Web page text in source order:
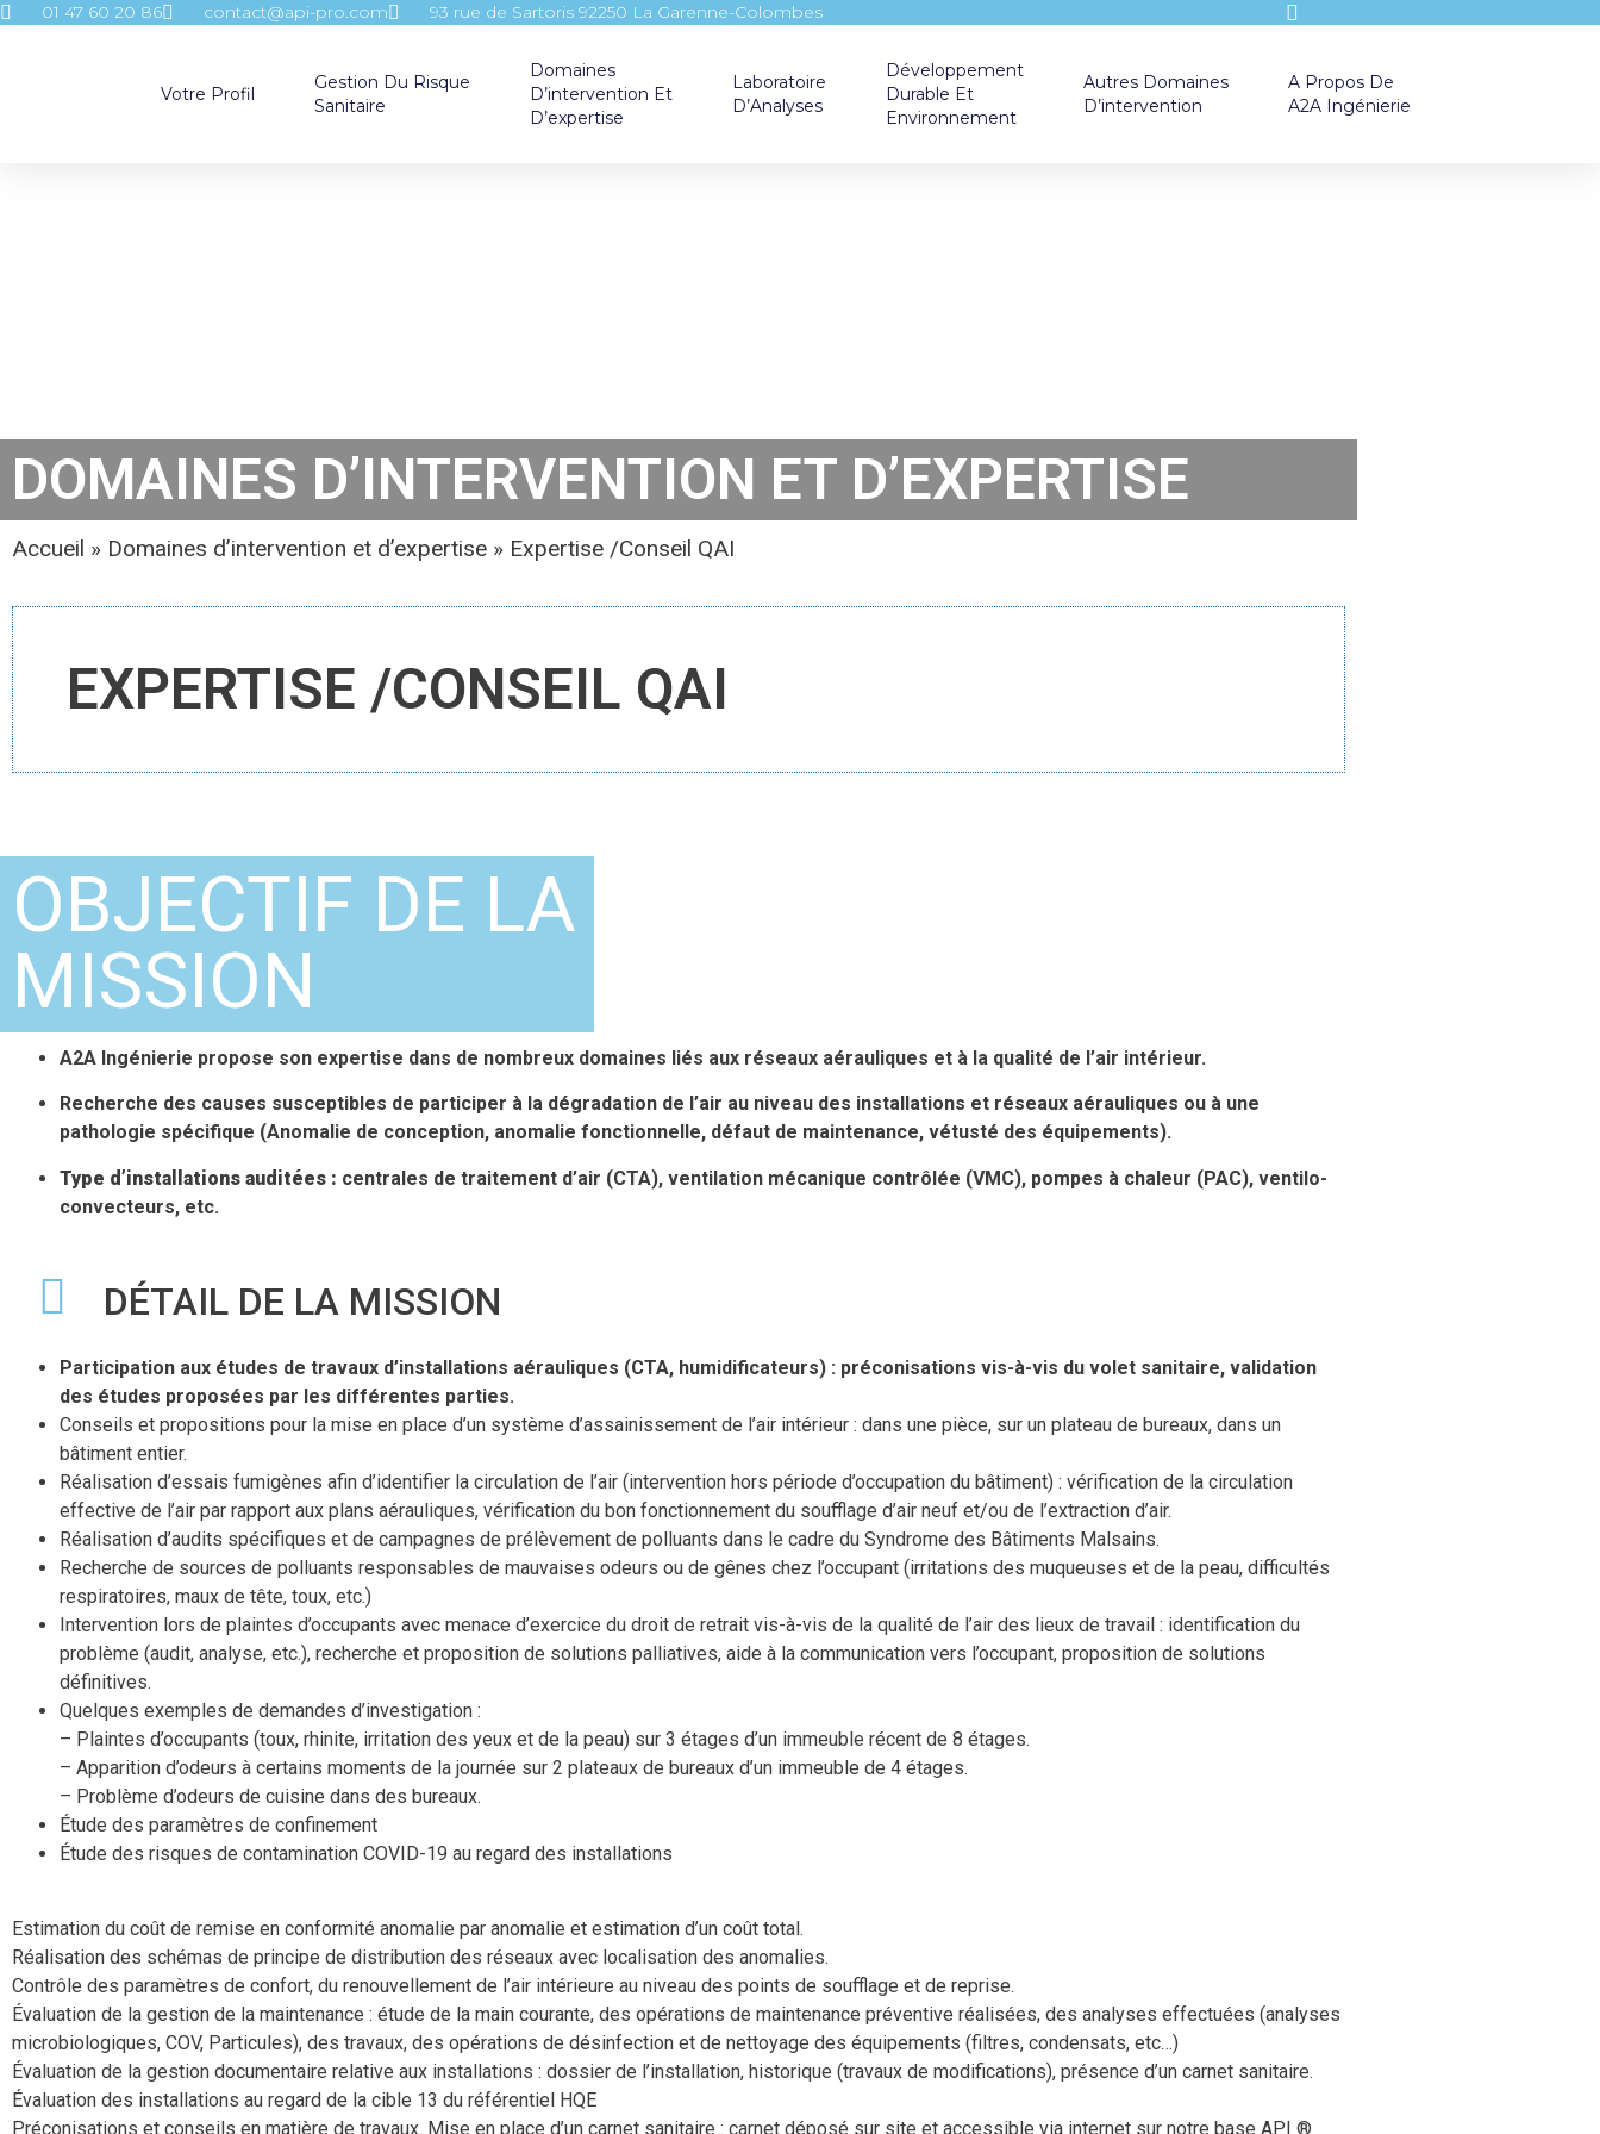
01 47 60 20 86 contact@api-pro.com 93 rue de Sartoris 92250 La Garenne-Colombes
Votre Profil
Gestion Du Risque
Sanitaire
Domaines
D’intervention Et
D’expertise
Laboratoire
D’Analyses
Développement
Durable Et
Environnement
Autres Domaines
D’intervention
A Propos De
A2A Ingénierie
DOMAINES D’INTERVENTION ET D’EXPERTISE
Accueil » Domaines d’intervention et d’expertise » Expertise /Conseil QAI
EXPERTISE /CONSEIL QAI
OBJECTIF DE LA
MISSION
A2A Ingénierie propose son expertise dans de nombreux domaines liés aux réseaux aérauliques et à la qualité de l’air intérieur.
Recherche des causes susceptibles de participer à la dégradation de l’air au niveau des installations et réseaux aérauliques ou à une
pathologie spécifique (Anomalie de conception, anomalie fonctionnelle, défaut de maintenance, vétusté des équipements).
Type d’installations auditées : centrales de traitement d’air (CTA), ventilation mécanique contrôlée (VMC), pompes à chaleur (PAC), ventilo-
convecteurs, etc.
DÉTAIL DE LA MISSION
Participation aux études de travaux d’installations aérauliques (CTA, humidificateurs) : préconisations vis-à-vis du volet sanitaire, validation
des études proposées par les différentes parties.
Conseils et propositions pour la mise en place d’un système d’assainissement de l’air intérieur : dans une pièce, sur un plateau de bureaux, dans un
bâtiment entier.
Réalisation d’essais fumigènes afin d’identifier la circulation de l’air (intervention hors période d’occupation du bâtiment) : vérification de la circulation
effective de l’air par rapport aux plans aérauliques, vérification du bon fonctionnement du soufflage d’air neuf et/ou de l’extraction d’air.
Réalisation d’audits spécifiques et de campagnes de prélèvement de polluants dans le cadre du Syndrome des Bâtiments Malsains.
Recherche de sources de polluants responsables de mauvaises odeurs ou de gênes chez l’occupant (irritations des muqueuses et de la peau, difficultés
respiratoires, maux de tête, toux, etc.)
Intervention lors de plaintes d’occupants avec menace d’exercice du droit de retrait vis-à-vis de la qualité de l’air des lieux de travail : identification du
problème (audit, analyse, etc.), recherche et proposition de solutions palliatives, aide à la communication vers l’occupant, proposition de solutions
définitives.
Quelques exemples de demandes d’investigation :
– Plaintes d’occupants (toux, rhinite, irritation des yeux et de la peau) sur 3 étages d’un immeuble récent de 8 étages.
– Apparition d’odeurs à certains moments de la journée sur 2 plateaux de bureaux d’un immeuble de 4 étages.
– Problème d’odeurs de cuisine dans des bureaux.
Étude des paramètres de confinement
Étude des risques de contamination COVID-19 au regard des installations
Estimation du coût de remise en conformité anomalie par anomalie et estimation d’un coût total.
Réalisation des schémas de principe de distribution des réseaux avec localisation des anomalies.
Contrôle des paramètres de confort, du renouvellement de l’air intérieure au niveau des points de soufflage et de reprise.
Évaluation de la gestion de la maintenance : étude de la main courante, des opérations de maintenance préventive réalisées, des analyses effectuées (analyses
microbiologiques, COV, Particules), des travaux, des opérations de désinfection et de nettoyage des équipements (filtres, condensats, etc…)
Évaluation de la gestion documentaire relative aux installations : dossier de l’installation, historique (travaux de modifications), présence d’un carnet sanitaire.
Évaluation des installations au regard de la cible 13 du référentiel HQE
Préconisations et conseils en matière de travaux. Mise en place d’un carnet sanitaire : carnet déposé sur site et accessible via internet sur notre base API ®